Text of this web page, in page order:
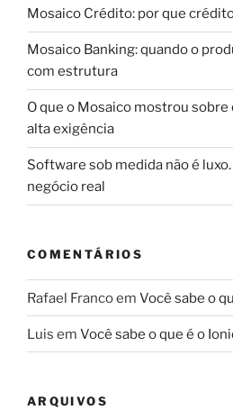
Mosaico Crédito: por que
Mosaico Banking: quando o
com estrutura
O que o Mosaico mostrou
alta exigência
Software sob medida não é
negócio real
COMENTÁRIOS
Rafael Francoem Você sabe o
Luis em Você sabe o que é o
ARQUIVOS